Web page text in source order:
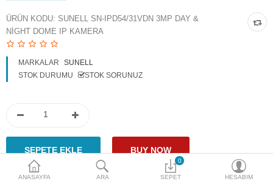
Ürün Güvenlik Sistemleri
Para Birimi
ANASAYFA ARA
0
SEPET HESABIM
ÜRÜN KODU: SUNELL SN-IPD54/31VDN 3MP DAY &
NIGHT DOME IP KAMERA
MARKALAR
SUNELL
STOK DURUMU
STOK SORUNUZ